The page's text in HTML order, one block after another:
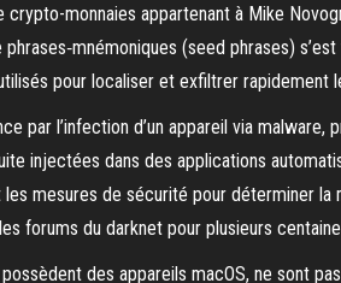
monnaies appartenant à Mike
(seed phrases)
pour localiser et exfiltrer
par l’infection d’un appareil via
injectées dans des applications
mesures de sécurité pour déterminer
forums du darknet pour plusieurs
des appareils macOS, ne sont